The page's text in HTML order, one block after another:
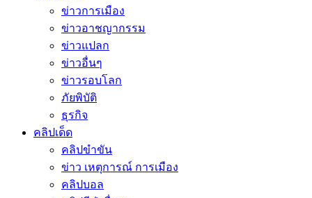
ข่าวการเมือง
ข่าวอาชญากรรม
ข่าวแปลก
ข่าวอื่นๆ
ข่าวรอบโลก
ภัยพิบัติ
ธุรกิจ
คลิปเด็ด
คลิปขำขัน
ข่าว เหตุการณ์ การเมือง
คลิปบอล